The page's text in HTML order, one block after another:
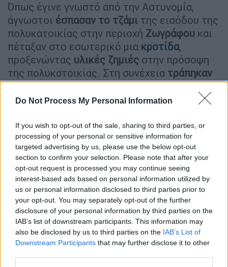
Do Not Process My Personal Information
If you wish to opt-out of the sale, sharing to third parties, or
processing of your personal or sensitive information for
targeted advertising by us, please use the below opt-out
section to confirm your selection. Please note that after your
opt-out request is processed you may continue seeing
interest-based ads based on personal information utilized by
us or personal information disclosed to third parties prior to
your opt-out. You may separately opt-out of the further
disclosure of your personal information by third parties on the
IAB’s list of downstream participants. This information may
also be disclosed by us to third parties on the IAB’s List of
Downstream Participants that may further disclose it to other
Όπως έγινε γνωστό από την Αστυνομία,
άγνωστοι έσπασαν το τζάμι της εισόδου της
πολυκατοικίας στην περιοχή Ζωγράφου και
πέταξαν στο εσωτερικό μια κροτίδα,
προξενώντας υλικές ζημιές στην πρόσοψη
της πολυκατοικίας. Στη συνέχεια τράπηκαν
σε φυγή...
Δείτε τιςφωτογραφίες(ΑΠΕ) από το
σημείο…